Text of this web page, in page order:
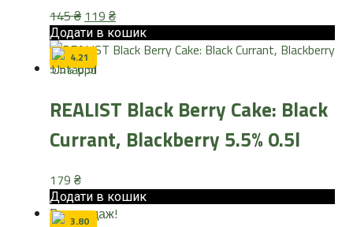
145₴ Оригінальна
ціна:
145 ₴.
119 ₴Поточна
ціна:
119 ₴.
Додати в кошик
4.21
REALIST Black Berry Cake: Black
Currant, Blackberry 5.5% 0.5l
179 ₴
Додати в кошик
Розпродаж!
3.80